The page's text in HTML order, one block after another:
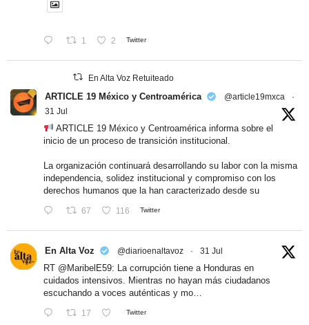
1 2 Twitter
En Alta Voz Retuiteado
ARTICLE 19 México y Centroamérica @article19mxca
·
31 Jul
ARTICLE 19 México y Centroamérica informa sobre el
inicio de un proceso de transición institucional.
La organización continuará desarrollando su labor con la misma
independencia, solidez institucional y compromiso con los
derechos humanos que la han caracterizado desde su
67 116 Twitter
En Alta Voz @diarioenaltavoz · 31 Jul
RT @MaribelE59: La corrupción tiene a Honduras en
cuidados intensivos. Mientras no hayan más ciudadanos
escuchando a voces auténticas y mo…
17 Twitter